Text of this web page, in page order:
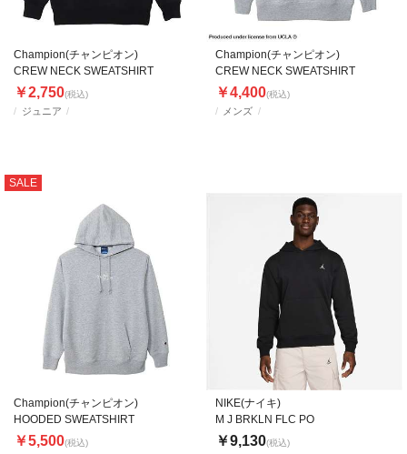
ジュニア
Champion(チャンピオン)
CREW NECK SWEATSHIRT
￥2,750(税込)
メンズ
Champion(チャンピオン)
CREW NECK SWEATSHIRT
￥4,400(税込)
SALE
Champion(チャンピオン)
HOODED SWEATSHIRT
￥5,500(税込)
NIKE(ナイキ)
M J BRKLN FLC PO
￥9,130(税込)